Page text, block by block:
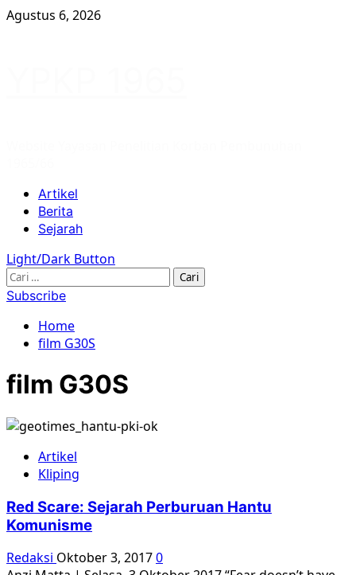
Skip
Agustus 6, 2026
Primary
Menu
Artikel
Berita
Sejarah
Light/Dark Button
Cari
untuk:
Subscribe
Home
film G30S
film G30S
Artikel
Kliping
Red Scare: Sejarah Perburuan Hantu
Komunisme
Redaksi Oktober 3, 20170